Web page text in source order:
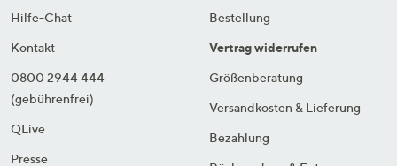
Hilfe-Chat
Kontakt
0800 2944 444
(gebührenfrei)
QLive
Presse
Bestellung
Vertrag widerrufen
Größenberatung
Versandkosten & Lieferung
Bezahlung